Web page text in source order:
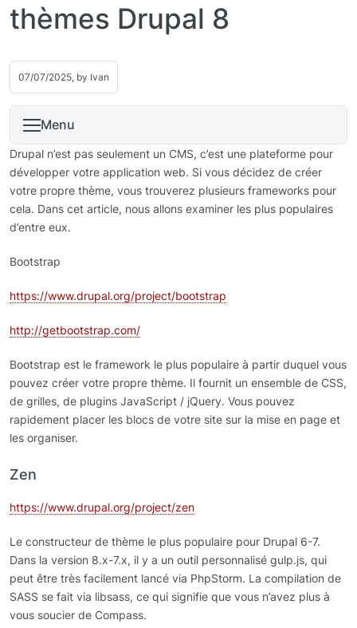
thèmes Drupal 8
07/07/2025, by Ivan
Menu
Drupal n’est pas seulement un CMS, c’est une plateforme pour
développer votre application web. Si vous décidez de créer
votre propre thème, vous trouverez plusieurs frameworks pour
cela. Dans cet article, nous allons examiner les plus populaires
d’entre eux.
Bootstrap
https://www.drupal.org/project/bootstrap
http://getbootstrap.com/
Bootstrap est le framework le plus populaire à partir duquel vous
pouvez créer votre propre thème. Il fournit un ensemble de CSS,
de grilles, de plugins JavaScript / jQuery. Vous pouvez
rapidement placer les blocs de votre site sur la mise en page et
les organiser.
Zen
https://www.drupal.org/project/zen
Le constructeur de thème le plus populaire pour Drupal 6-7.
Dans la version 8.x-7.x, il y a un outil personnalisé gulp.js, qui
peut être très facilement lancé via PhpStorm. La compilation de
SASS se fait via libsass, ce qui signifie que vous n’avez plus à
vous soucier de Compass.